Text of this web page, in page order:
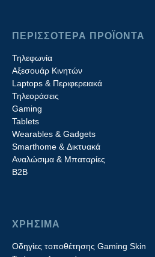
ΠΕΡΙΣΣΟΤΕΡΑ ΠΡΟΪΟΝΤΑ
Τηλεφωνία
Αξεσουάρ Κινητών
Laptops & Περιφερειακά
Τηλεοράσεις
Gaming
Tablets
Wearables & Gadgets
Smarthome & Δικτυακά
Aναλώσιμα & Μπαταρίες
Β2B
ΧΡΗΣΙΜΑ
Οδηγίες τοποθέτησης Gaming Skin